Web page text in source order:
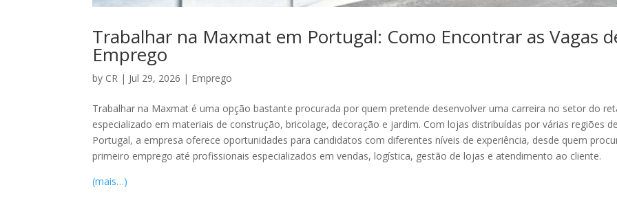
Trabalhar na Maxmat em Portugal: Como Encontrar as Vagas
Emprego
by CR | Jul 29, 2026 | Emprego
Trabalhar na Maxmat é uma opção bastante procurada por quem pretende desenvolver uma carreira no setor do
especializado em materiais de construção, bricolage, decoração e jardim. Com lojas distribuídas por várias regiões
Portugal, a empresa oferece oportunidades para candidatos com diferentes níveis de experiência, desde quem
primeiro emprego até profissionais especializados em vendas, logística, gestão de lojas e atendimento ao cliente.
(mais…)